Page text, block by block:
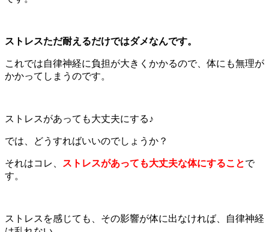
ストレスただ耐えるだけではダメなんです。
これでは自律神経に負担が大きくかかるので、体にも無理が
かかってしまうのです。
ストレスがあっても大丈夫にする♪
では、どうすればいいのでしょうか？
それはコレ、 ストレスがあっても大丈夫な体にすることで
す。
ストレスを感じても、その影響が体に出なければ、自律神経